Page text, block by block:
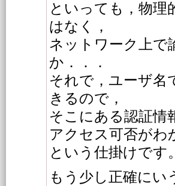
といっても，物
はなく，
ネットワーク上で
か．．．
それで，ユーザ名
きるので，
そこにある認証情
アクセス可否がわ
という仕掛けです。
もう少し正確にい